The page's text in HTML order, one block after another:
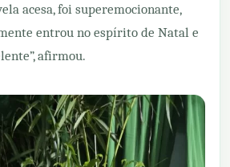
acesa, foi superemocionante,
entrou no espírito de Natal e
afirmou.